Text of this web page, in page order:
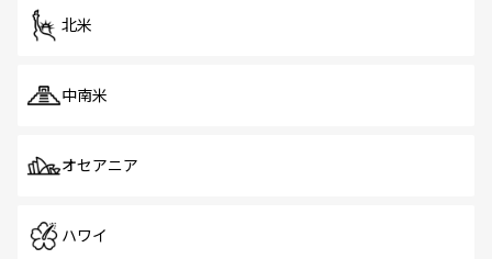
北米
中南米
オセアニア
ハワイ